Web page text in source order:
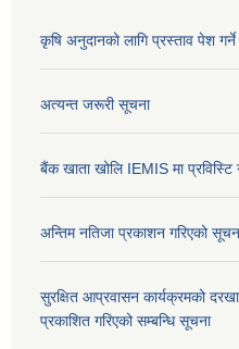
कृषि अनुदानको लागि प्रस्ताव पेश
अत्यन्त जरूरी सूचना
बैंक खाता खोलि IEMIS मा
अन्तिम नतिजा प्रकाशन गरिएको
सुरक्षित आप्रवासन कार्यक्रमको
प्रकाशित गरिएको सम्बन्धि सूचना